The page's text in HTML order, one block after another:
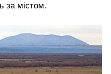
за містом.